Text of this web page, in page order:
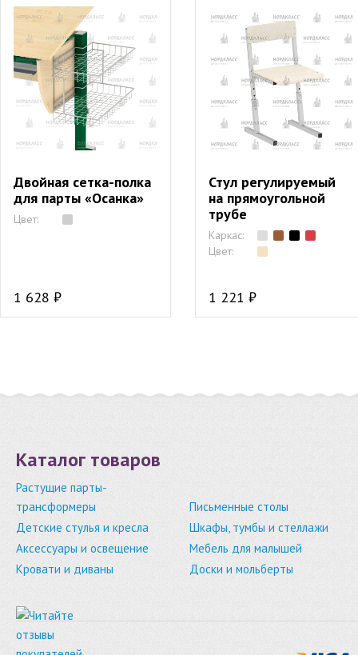
Двойная сетка-полка
для парты «Осанка»
Цвет:
1 628 ₽
Стул регулируемый
на прямоугольной
трубе
Каркас:
Цвет:
1 221 ₽
Каталог товаров
Растущие парты-
трансформеры
Письменные столы
Детские стулья и кресла
Шкафы, тумбы и стеллажи
Аксессуары и освещение
Мебель для малышей
Кровати и диваны
Доски и мольберты